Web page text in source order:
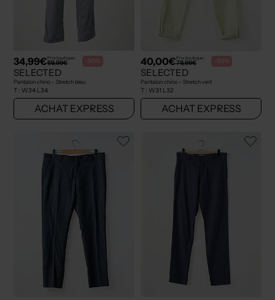
34,99€Prix boutique :
69,99€ -50%
SELECTED
Pantalon chino - Stretch bleu
T : W34 L34
ACHAT EXPRESS
40,00€Prix boutique :
79,99€ -50%
SELECTED
Pantalon chino - Stretch vert
T : W31 L32
ACHAT EXPRESS